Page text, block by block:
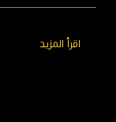
اقرأ المزيد